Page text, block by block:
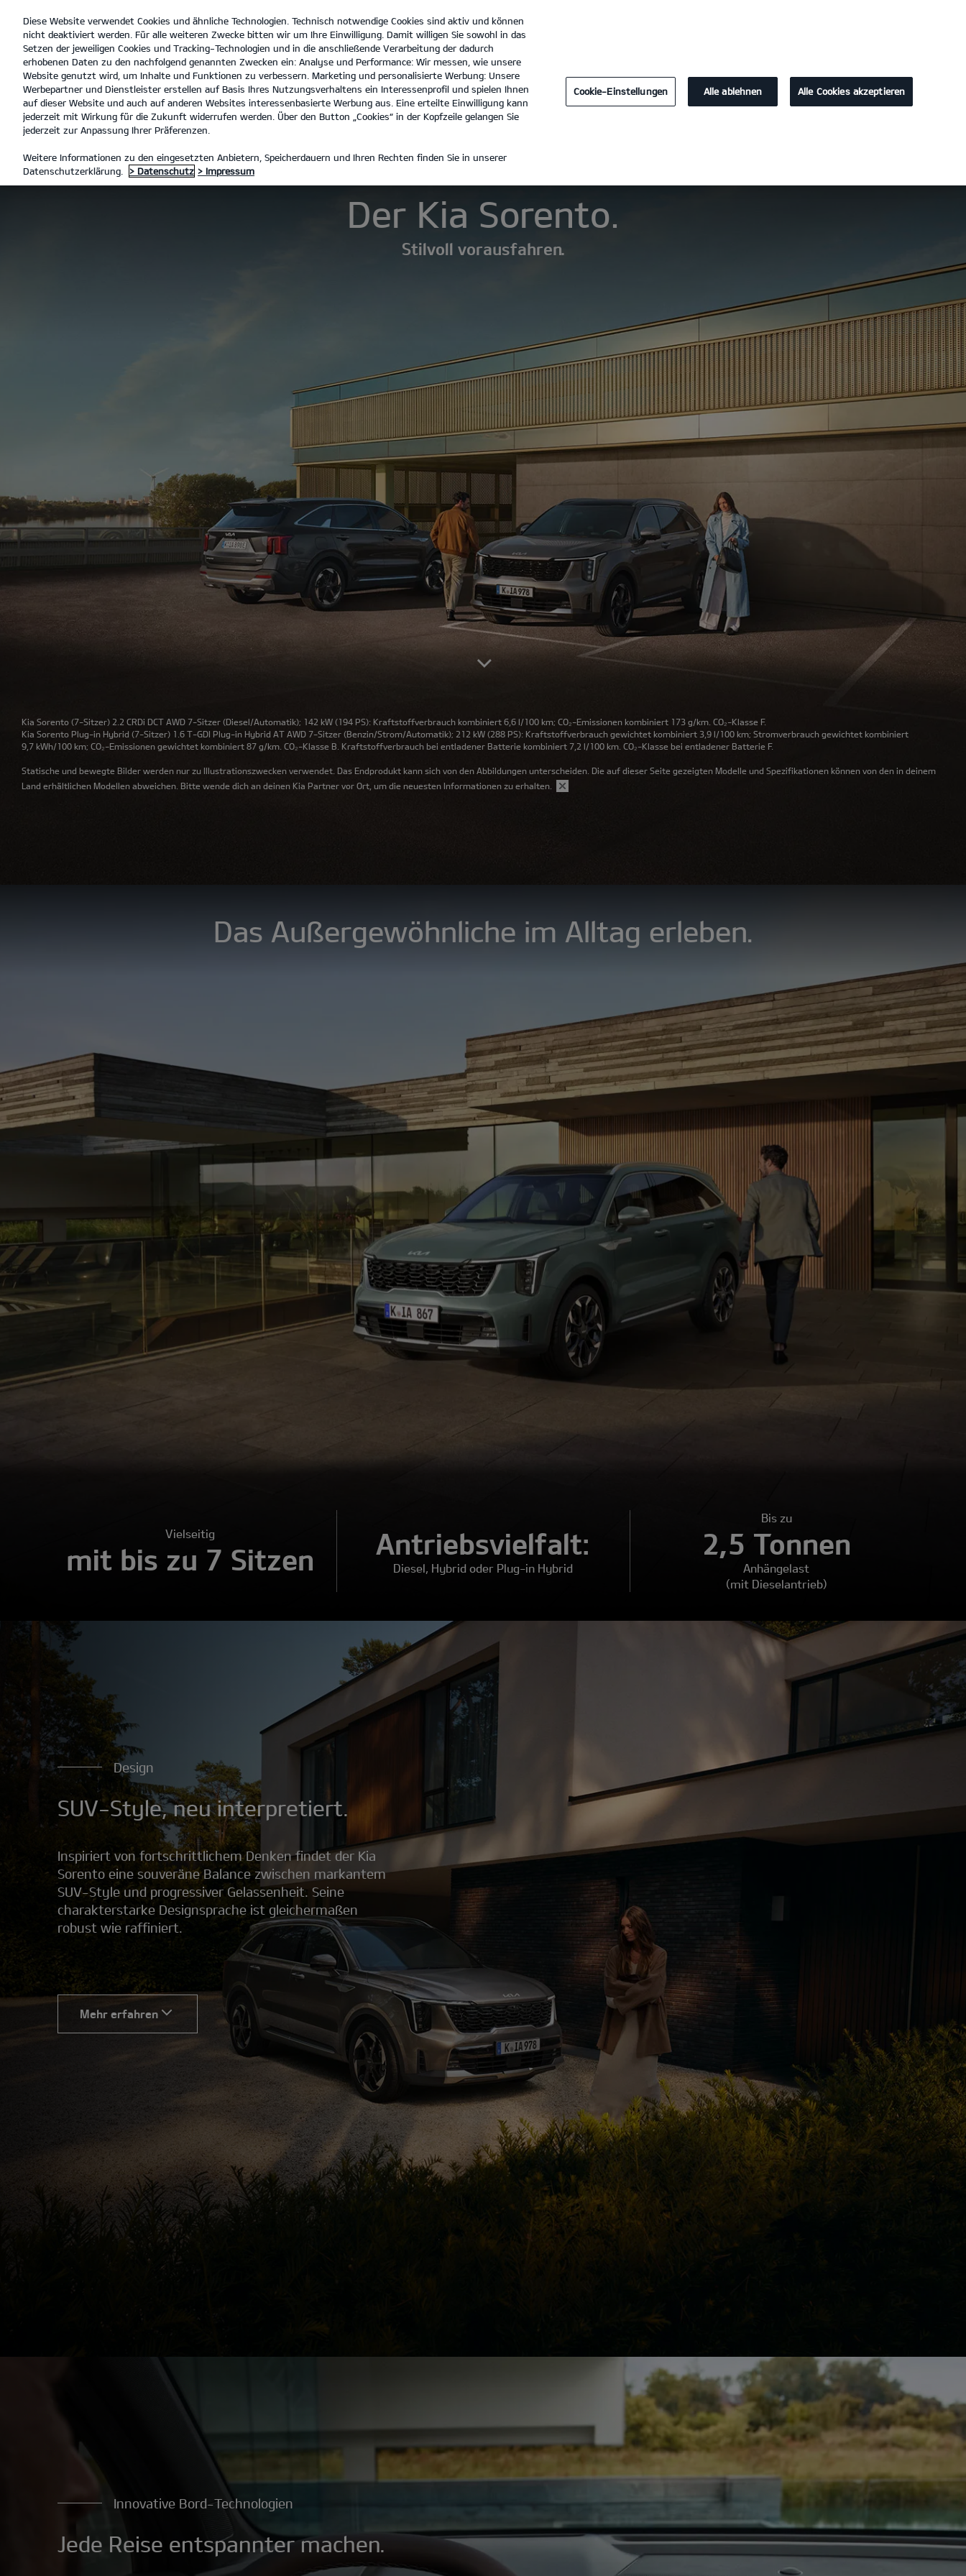
open
menu
Autohaus Grund GmbH Tel. :
Der Kia Sorento Entdecken Technische Daten Zubehör Probefahrt Konfigurator
MODELLE
Der Kia Sorento.
Stilvoll vorausfahren.
Kia Sorento (7-Sitzer) 2.2 CRDi DCT AWD 7-Sitzer (Diesel/Automatik); 142 kW (194 PS): Kraftstoffverbrauch kombiniert 6,6 l/100 km; CO₂-Emissionen kombiniert 173 g/km. CO₂-Klasse F.
Kia Sorento Plug-in Hybrid (7-Sitzer) 1.6 T-GDI Plug-in Hybrid AT AWD 7-Sitzer (Benzin/Strom/Automatik); 212 kW (288 PS): Kraftstoffverbrauch gewichtet kombiniert 3,9 l/100 km; Stromverbrauch gewichtet kombiniert
9,7 kWh/100 km; CO₂-Emissionen gewichtet kombiniert 87 g/km. CO₂-Klasse B. Kraftstoffverbrauch bei entladener Batterie kombiniert 7,2 l/100 km. CO₂-Klasse bei entladener Batterie F.
Statische und bewegte Bilder werden nur zu Illustrationszwecken verwendet. Das Endprodukt kann sich von den Abbildungen unterscheiden. Die auf dieser Seite gezeigten Modelle und Spezifikationen können von den in deinem
Land erhältlichen Modellen abweichen. Bitte wende dich an deinen Kia Partner vor Ort, um die neuesten Informationen zu erhalten.
Das Außergewöhnliche im Alltag erleben.
Vielseitig
mit bis zu 7 Sitzen Antriebs­vielfalt:
Diesel, Hybrid oder Plug-in Hybrid
Bis zu
2,5 Tonnen
Anhängelast
(mit Dieselantrieb)
Design
SUV-Style, neu interpretiert.
Inspiriert von fortschrittlichem Denken findet der Kia
Sorento eine souveräne Balance zwischen markantem
SUV-Style und progressiver Gelassenheit. Seine
charakterstarke Designsprache ist gleichermaßen
robust wie raffiniert.
Mehr erfahren
Innovative Bord-Technologien
Jede Reise entspannter machen.
Diese Website verwendet Cookies und ähnliche Technologien. Technisch notwendige Cookies sind aktiv und können
nicht deaktiviert werden. Für alle weiteren Zwecke bitten wir um Ihre Einwilligung. Damit willigen Sie sowohl in das
Setzen der jeweiligen Cookies und Tracking-Technologien und in die anschließende Verarbeitung der dadurch
erhobenen Daten zu den nachfolgend genannten Zwecken ein: Analyse und Performance: Wir messen, wie unsere
Website genutzt wird, um Inhalte und Funktionen zu verbessern. Marketing und personalisierte Werbung: Unsere
Werbepartner und Dienstleister erstellen auf Basis Ihres Nutzungsverhaltens ein Interessenprofil und spielen Ihnen
auf dieser Website und auch auf anderen Websites interessenbasierte Werbung aus. Eine erteilte Einwilligung kann
jederzeit mit Wirkung für die Zukunft widerrufen werden. Über den Button „Cookies“ in der Kopfzeile gelangen Sie
jederzeit zur Anpassung Ihrer Präferenzen.
Weitere Informationen zu den eingesetzten Anbietern, Speicherdauern und Ihren Rechten finden Sie in unserer
Datenschutzerklärung.
> Datenschutz > Impressum
Cookie-Einstellungen Alle ablehnen Alle Cookies akzeptieren